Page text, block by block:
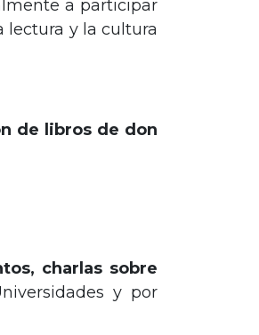
a participar
lectura y la cultura
de libros de don
charlas sobre
y por